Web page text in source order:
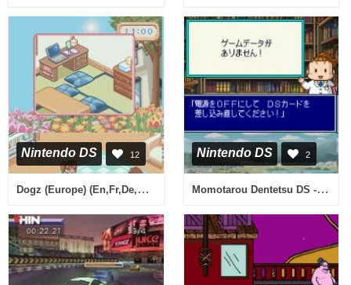
Nintendo DS 12
Dogz (Europe) (En,Fr,De,Es,It)
Nintendo DS 2
Momotarou Dentetsu DS - Tokyo & Japan (Japan)